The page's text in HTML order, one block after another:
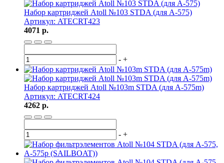
Набор картриджей Atoll №103 STDA (для А-575)
Артикул: ATECRT423
4071 р.
- +
Набор картриджей Atoll №103m STDA (для А-575m)
Артикул: ATECRT424
4262 р.
- +